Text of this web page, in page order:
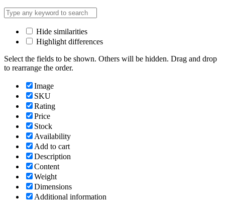
Hide similarities
Highlight differences
Select the fields to be shown. Others will be hidden. Drag and drop
to rearrange the order.
Image
SKU
Rating
Price
Stock
Availability
Add to cart
Description
Content
Weight
Dimensions
Additional information